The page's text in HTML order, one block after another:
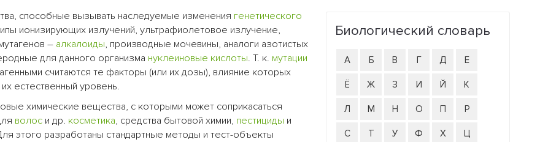
способные вызывать наследуемые изменения генетического
ионизирующих излучений, ультрафиолетовое излучение,
– алкалоиды, производные мочевины, аналоги азотистых
для данного организма нуклеиновые кислоты. Т. к. мутации
считаются те факторы (или их дозы), влияние которых
естественный уровень.
химические вещества, с которыми может соприкасаться
волос и др. косметика, средства бытовой химии, пестициды и
этого разработаны стандартные методы и тест-объекты
Биологический словарь
А Б В Г Д Е
Ё Ж З И Й К
Л М Н О П Р
С Т У Ф Х Ц